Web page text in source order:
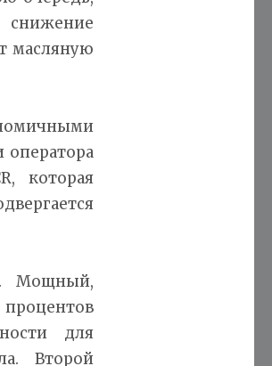
масляную
которая
Мощный,
для
Второй